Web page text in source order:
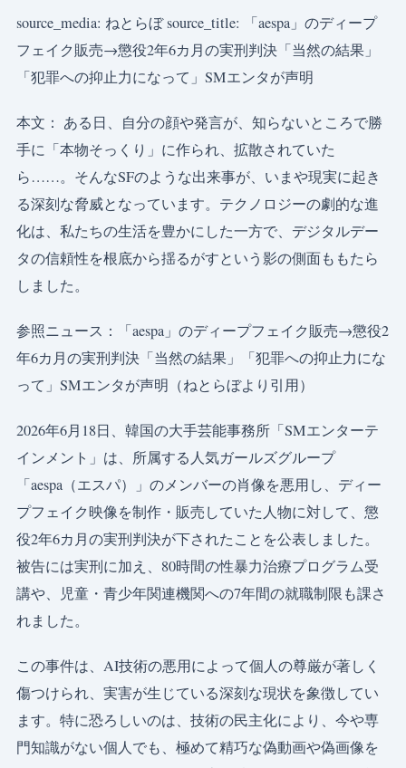
source_media: ねとらぼ source_title: 「aespa」のディープ
フェイク販売→懲役2年6カ月の実刑判決「当然の結果」
「犯罪への抑止力になって」SMエンタが声明
本文： ある日、自分の顔や発言が、知らないところで勝
手に「本物そっくり」に作られ、拡散されていた
ら……。そんなSFのような出来事が、いまや現実に起き
る深刻な脅威となっています。テクノロジーの劇的な進
化は、私たちの生活を豊かにした一方で、デジタルデー
タの信頼性を根底から揺るがすという影の側面ももたら
しました。
参照ニュース：「aespa」のディープフェイク販売→懲役2
年6カ月の実刑判決「当然の結果」「犯罪への抑止力にな
って」SMエンタが声明（ねとらぼより引用）
2026年6月18日、韓国の大手芸能事務所「SMエンターテ
インメント」は、所属する人気ガールズグループ
「aespa（エスパ）」のメンバーの肖像を悪用し、ディー
プフェイク映像を制作・販売していた人物に対して、懲
役2年6カ月の実刑判決が下されたことを公表しました。
被告には実刑に加え、80時間の性暴力治療プログラム受
講や、児童・青少年関連機関への7年間の就職制限も課さ
れました。
この事件は、AI技術の悪用によって個人の尊厳が著しく
傷つけられ、実害が生じている深刻な現状を象徴してい
ます。特に恐ろしいのは、技術の民主化により、今や専
門知識がない個人でも、極めて精巧な偽動画や偽画像を